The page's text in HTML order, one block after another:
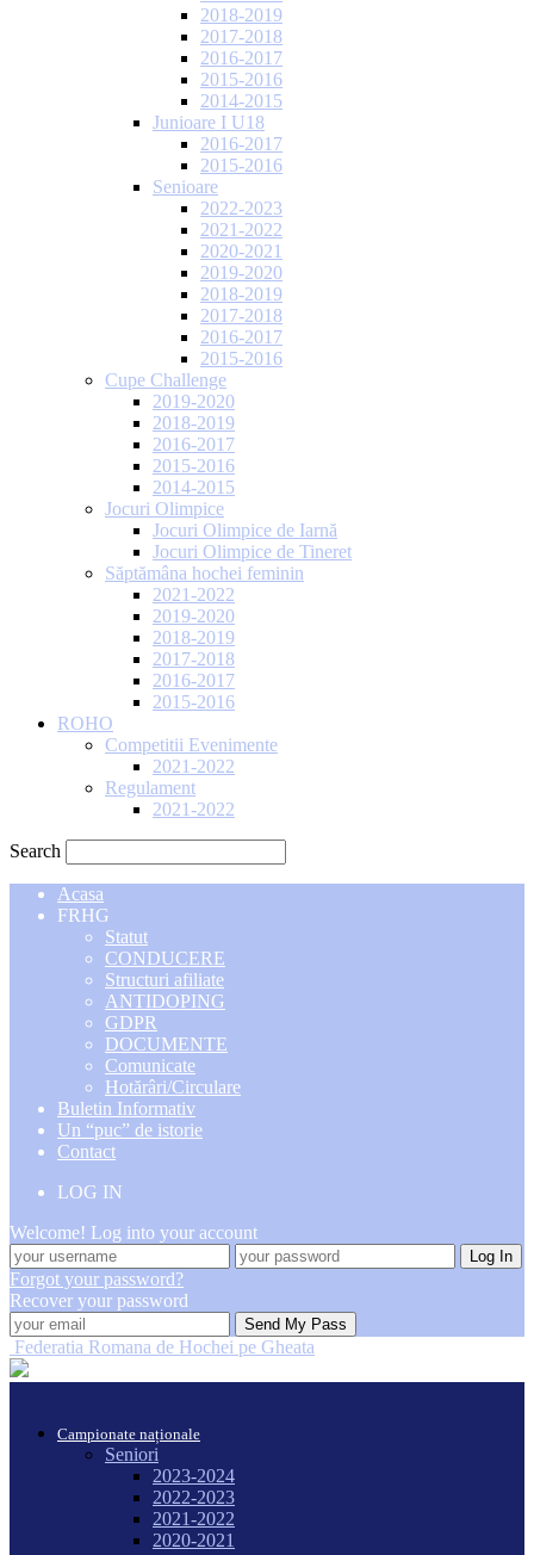
2018-2019
2017-2018
2016-2017
2015-2016
2014-2015
Junioare I U18
2016-2017
2015-2016
Senioare
2022-2023
2021-2022
2020-2021
2019-2020
2018-2019
2017-2018
2016-2017
2015-2016
Cupe Challenge
2019-2020
2018-2019
2016-2017
2015-2016
2014-2015
Jocuri Olimpice
Jocuri Olimpice de Iarnă
Jocuri Olimpice de Tineret
Săptămâna hochei feminin
2021-2022
2019-2020
2018-2019
2017-2018
2016-2017
2015-2016
ROHO
Competitii Evenimente
2021-2022
Regulament
2021-2022
Search
Acasa
FRHG
Statut
CONDUCERE
Structuri afiliate
ANTIDOPING
GDPR
DOCUMENTE
Comunicate
Hotărâri/Circulare
Buletin Informativ
Un “puc” de istorie
Contact
LOG IN
Welcome! Log into your account
Forgot your password?
Recover your password
Federatia Romana de Hochei pe Gheata
Campionate naționale
Seniori
2023-2024
2022-2023
2021-2022
2020-2021